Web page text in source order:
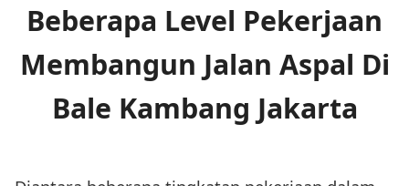
Beberapa Level Pekerjaan
Membangun Jalan Aspal Di
Bale Kambang Jakarta